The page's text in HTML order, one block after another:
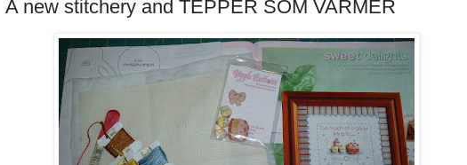
A new stitchery and TEPPER SOM VARMER